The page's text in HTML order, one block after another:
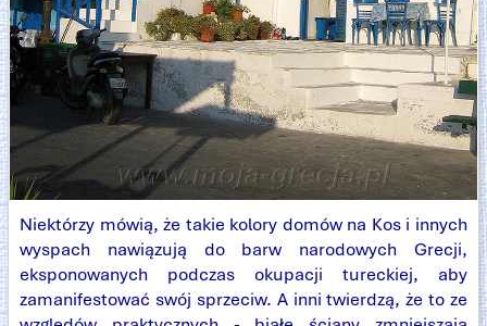
Niektórzy mówią, że takie kolory domów na Kos i innych
wyspach nawiązują do barw narodowych Grecji,
eksponowanych podczas okupacji tureckiej, aby
zamanifestować swój sprzeciw. A inni twierdzą, że to ze